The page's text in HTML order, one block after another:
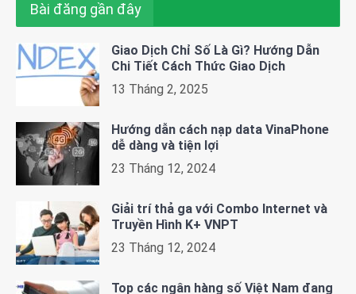
Bài đăng gần đây
Giao Dịch Chỉ Số Là Gì? Hướng Dẫn
Chi Tiết Cách Thức Giao Dịch
13 Tháng 2, 2025
Hướng dẫn cách nạp data VinaPhone
dễ dàng và tiện lợi
23 Tháng 12, 2024
Giải trí thả ga với Combo Internet và
Truyền Hình K+ VNPT
23 Tháng 12, 2024
Top các ngân hàng số Việt Nam đang